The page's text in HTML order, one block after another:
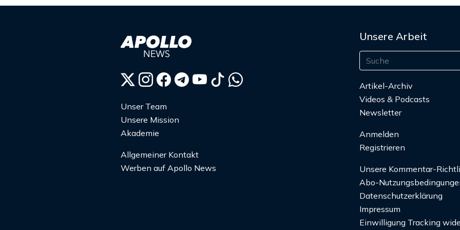
Unser Team
Unsere Mission
Akademie
Allgemeiner Kontakt
Werben auf Apollo News
Unsere Arbeit
Artikel-Archiv
Videos & Podcasts
Newsletter
Anmelden
Registrieren
Unsere Kommentar-
Abo-
Datenschutzerklärung
Impressum
Einwilligung Tracking